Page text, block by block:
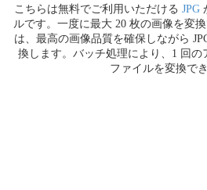
こちらは無料でご利用いただける JPG
ルです。一度に最大 20 枚の画像を変
は、最高の画像品質を確保しながら
換します。バッチ処理により、1 回の
ファイルを変換でき